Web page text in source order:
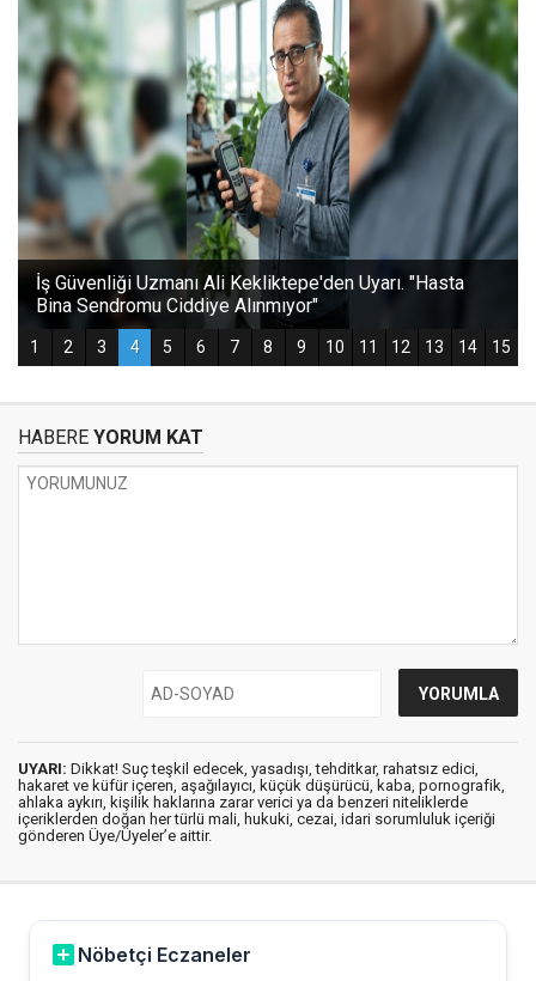
HABERE YORUM KAT
UYARI: Dikkat! Suç teşkil edecek, yasadışı, tehditkar, rahatsız edici,
hakaret ve küfür içeren, aşağılayıcı, küçük düşürücü, kaba, pornografik,
ahlaka aykırı, kişilik haklarına zarar verici ya da benzeri niteliklerde
içeriklerden doğan her türlü mali, hukuki, cezai, idari sorumluluk içeriği
gönderen Üye/Üyeler’e aittir.